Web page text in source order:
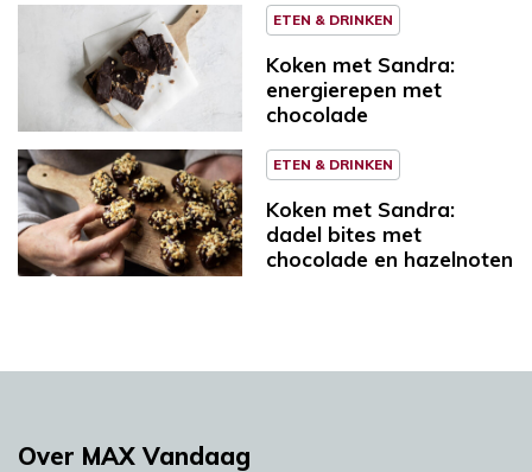
ETEN & DRINKEN
Koken met Sandra:
energierepen met
chocolade
ETEN & DRINKEN
Koken met Sandra:
dadel bites met
chocolade en hazelnoten
Over MAX Vandaag